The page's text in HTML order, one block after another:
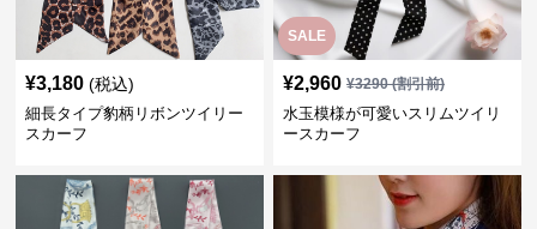
¥3,180 (税込)
細長タイプ豹柄リボンツイリー
スカーフ
SALE
¥2,960 ¥3290(割引前)
水玉模様が可愛いスリムツイリ
ースカーフ